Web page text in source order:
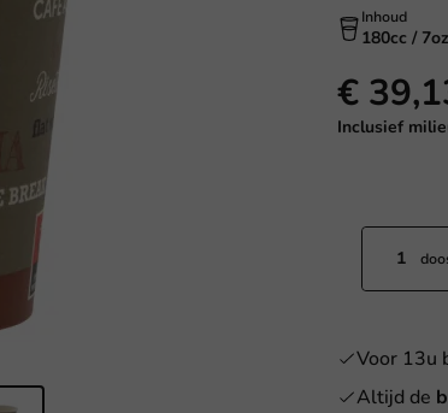
Inhoud
180cc / 7oz
€
Inclusief
Voor 13u
Altijd de